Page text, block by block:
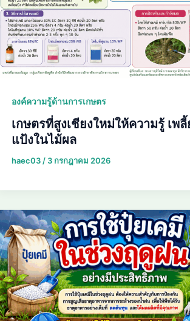
องค์ความรู้ด้านการเกษตร
เกษตรที่สูงเชียงใหม่ให้ความรู้ เพลี้
แป้งในไม้ผล
haec03/ 3 กรกฎาคม 2026